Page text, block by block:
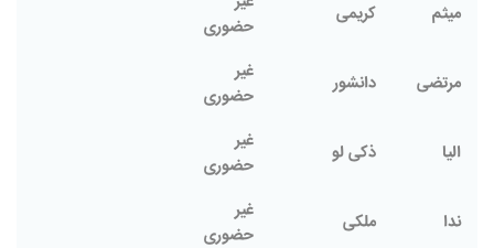
میثم کریمی
حضوری
مرتضی دانشور
غیر
حضوری
الیا ذکی لو
غیر
حضوری
ندا ملکی
غیر
حضوری